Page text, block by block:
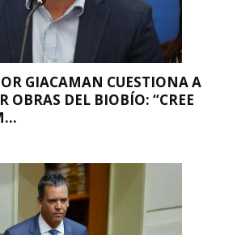
GIACAMAN CUESTIONA A
OBRAS DEL BIOBÍO: “CREE